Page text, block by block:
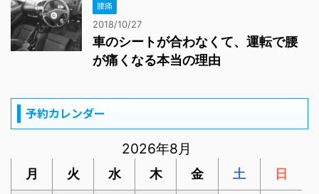
腰痛
2018/10/27
車のシートが合わなくて、運転で腰
が痛くなる本当の理由
予約カレンダー
2026年8月
月 火 水 木 金 土 日